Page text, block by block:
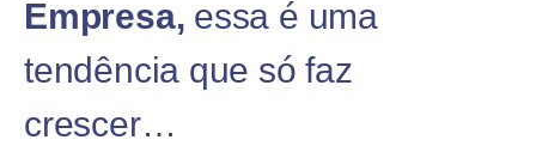
Empresa, essa é uma
tendência que só faz
crescer…